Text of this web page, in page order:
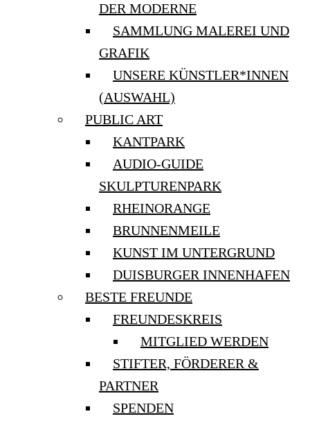
DER MODERNE
SAMMLUNG MALEREI UND
GRAFIK
UNSERE KÜNSTLER*INNEN
(AUSWAHL)
PUBLIC ART
KANTPARK
AUDIO-GUIDE
SKULPTURENPARK
RHEINORANGE
BRUNNENMEILE
KUNST IM UNTERGRUND
DUISBURGER INNENHAFEN
BESTE FREUNDE
FREUNDESKREIS
MITGLIED WERDEN
STIFTER, FÖRDERER &
PARTNER
SPENDEN